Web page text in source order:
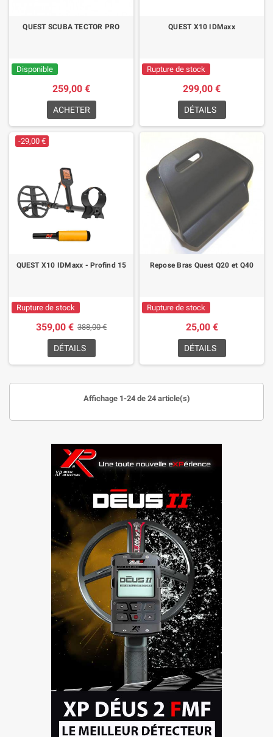
QUEST SCUBA TECTOR PRO
Disponible
259,00 €
ACHETER
QUEST X10 IDMaxx
Rupture de stock
299,00 €
DÉTAILS
-29,00 €
QUEST X10 IDMaxx - Profind 15
Rupture de stock
359,00 € 388,00 €
DÉTAILS
Repose Bras Quest Q20 et Q40
Rupture de stock
25,00 €
DÉTAILS
Affichage 1-24 de 24 article(s)